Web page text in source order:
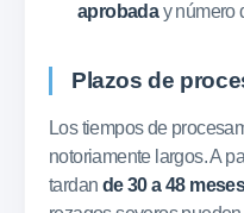
aprobaday número
Plazos de
Los tiempos de
notoriamente largos. A
tardan de 30 a 48